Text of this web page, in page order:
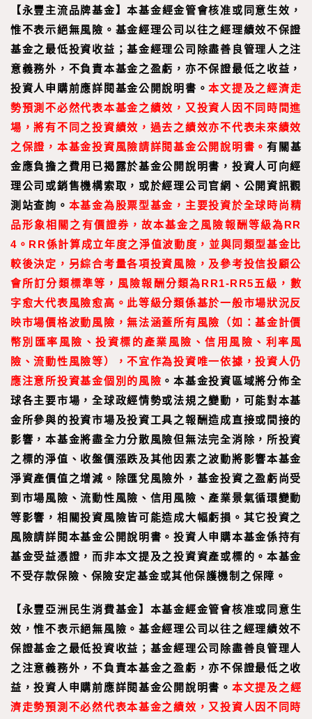
【永豐主流品牌基金】本基金經金管會核准或同意生效，
惟不表示絕無風險。基金經理公司以往之經理績效不保證
基金之最低投資收益；基金經理公司除盡善良管理人之注
意義務外，不負責本基金之盈虧，亦不保證最低之收益，
投資人申購前應詳閱基金公開說明書。本文提及之經濟走
勢預測不必然代表本基金之績效，又投資人因不同時間進
場，將有不同之投資績效，過去之績效亦不代表未來績效
之保證，本基金投資風險請詳閱基金公開說明書。有關基
金應負擔之費用已揭露於基金公開說明書，投資人可向經
理公司或銷售機構索取，或於經理公司官網、公開資訊觀
測站查詢。 本基金為股票型基金，主要投資於全球時尚精
品形象相關之有價證券，故本基金之風險報酬等級為RR
4。RR係計算成立年度之淨值波動度，並與同類型基金比
較後決定，另綜合考量各項投資風險，及參考投信投顧公
會所訂分類標準等，風險報酬分類為RR1-RR5五級，數
字愈大代表風險愈高。此等級分類係基於一般市場狀況反
映市場價格波動風險，無法涵蓋所有風險（如：基金計價
幣別匯率風險、投資標的產業風險、信用風險、利率風
險、流動性風險等），不宜作為投資唯一依據，投資人仍
應注意所投資基金個別的風險 。本基金投資區域將分佈全
球各主要市場，全球政經情勢或法規之變動，可能對本基
金所參與的投資市場及投資工具之報酬造成直接或間接的
影響，本基金將盡全力分散風險但無法完全消除，所投資
之標的淨值、收盤價漲跌及其他因素之波動將影響本基金
淨資產價值之增減。除匯兌風險外，基金投資之盈虧尚受
到市場風險、流動性風險、信用風險、產業景氣循環變動
等影響，相關投資風險皆可能造成大幅虧損。其它投資之
風險請詳閱本基金公開說明書。投資人申購本基金係持有
基金受益憑證，而非本文提及之投資資產或標的。本基金
不受存款保險、保險安定基金或其他保護機制之保障。
【永豐亞洲民生消費基金】 本基金經金管會核准或同意生
效，惟不表示絕無風險。基金經理公司以往之經理績效不
保證基金之最低投資收益；基金經理公司除盡善良管理人
之注意義務外，不負責本基金之盈虧，亦不保證最低之收
益，投資人申購前應詳閱基金公開說明書。 本文提及之經
濟走勢預測不必然代表本基金之績效，又投資人因不同時